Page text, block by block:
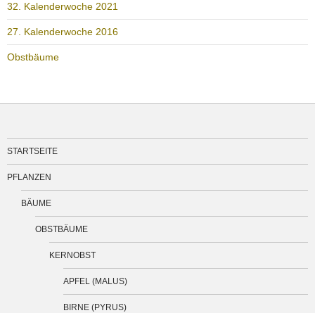
32. Kalenderwoche 2021
27. Kalenderwoche 2016
Obstbäume
STARTSEITE
PFLANZEN
BÄUME
OBSTBÄUME
KERNOBST
APFEL (MALUS)
BIRNE (PYRUS)